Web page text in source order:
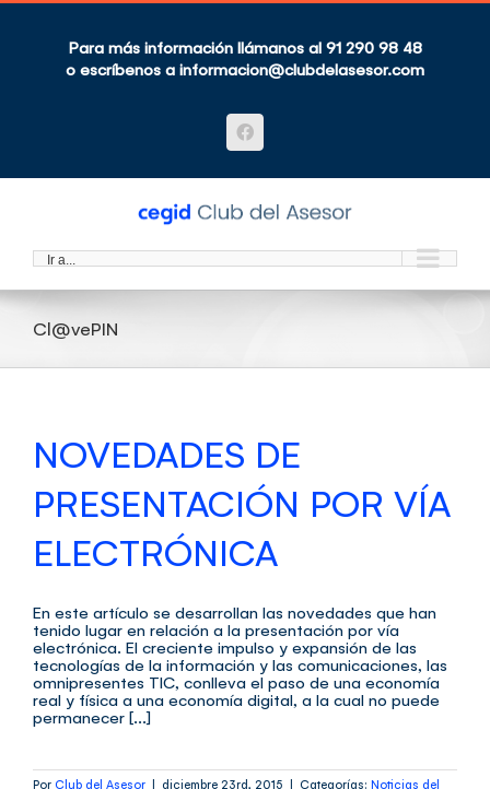
Saltar
contenidoPara más información llámanos al 91 290 98 48
o escríbenos a informacion@clubdelasesor.com
Facebook
Ir a...
Cl@vePIN
NOVEDADES DE
PRESENTACIÓN POR VÍA
ELECTRÓNICA
En este artículo se desarrollan las novedades que han
tenido lugar en relación a la presentación por vía
electrónica. El creciente impulso y expansión de las
tecnologías de la información y las comunicaciones, las
omnipresentes TIC, conlleva el paso de una economía
real y física a una economía digital, a la cual no puede
permanecer [...]
Por Club del Asesor | diciembre 23rd, 2015 | Categorías: Noticias del